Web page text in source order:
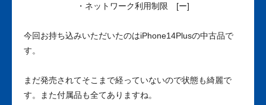
・ネットワーク利用制限 [ー]
今回お持ち込みいただいたのはiPhone14Plusの中古品で
す。
まだ発売されてそこまで経っていないので状態も綺麗で
す。また付属品も全てありますね。